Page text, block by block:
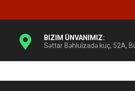
BIZIM ÜNVANIMIZ:
Səttar Bəhlulzadə küç, 52A,